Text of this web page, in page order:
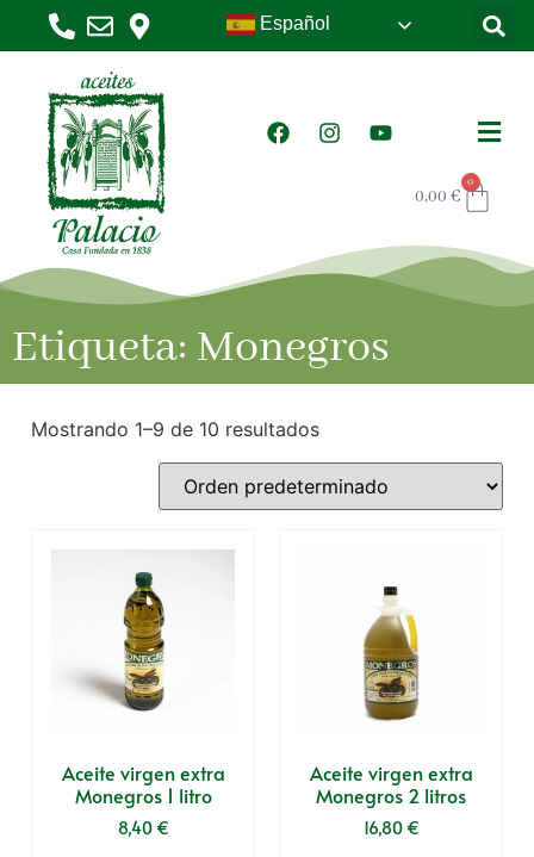
Español
0,00 €
0
Etiqueta: Monegros
Mostrando 1–9 de 10 resultados
Aceite virgen extra
Monegros 1 litro
8,40 €
Aceite virgen extra
Monegros 2 litros
16,80 €